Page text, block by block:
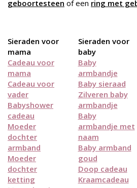
geboortesteen of een ring met
Sieraden voor
mama
Cadeau voor
mama
Cadeau voor
vader
Babyshower
cadeau
Moeder
dochter
armband
Moeder
dochter
ketting
Sieraden voor
baby
Baby
armbandje
Baby sieraad
Zilveren baby
armbandje
Baby
armbandje met
naam
Baby armband
goud
Doop cadeau
Kraamcadeau